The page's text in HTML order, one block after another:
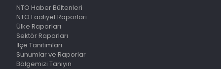
NTO Haber Bültenleri
NTO Faaliyet Raporları
Ülke Raporları
Sektör Raporları
İlçe Tanıtımları
Sunumlar ve Raporlar
Bölgemizi Tanıyın